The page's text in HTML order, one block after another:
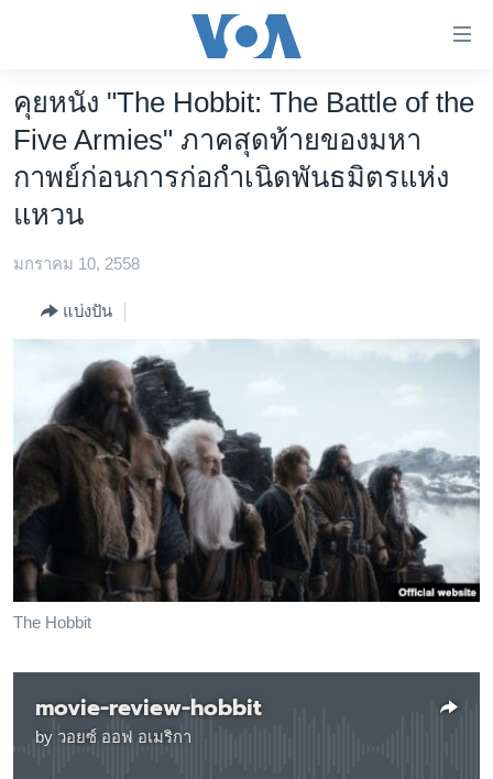
ต่อ
ข้าม
ไป
เนื้อหา
หลัก
ไป
ข้าม
ค้นหา
หน้าหลัก
โลก
เอเชีย
ไทย
ธุรกิจ
วิทยาศาสตร์
สังคมและสุขภาพ
ไลฟ์สไตล์
ตรวจสอบข่าว
เรียนรู้ภาษาอังกฤษ
พอดคาสต์
ติดตามเรา
เลือกภาษา
คุยหนัง "The Hobbit: The Battle of the
Five Armies" ภาคสุดท้ายของมหา
กาพย์ก่อนการก่อกำเนิดพันธมิตรแห่ง
แหวน
มกราคม 10, 2558
แบ่งปัน
The Hobbit
movie-review-hobbit
by วอยซ์ ออฟ อเมริกา
No media source currently available